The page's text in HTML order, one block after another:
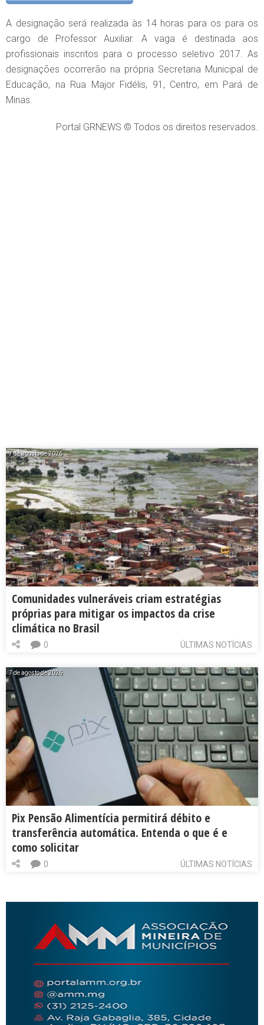
A designação será realizada às 14 horas para os para os
cargo de Professor Auxiliar. A vaga é destinada aos
profissionais inscritos para o processo seletivo 2017. As
designações ocorrerão na própria Secretaria Municipal de
Educação, na Rua Major Fidélis, 91, Centro, em Pará de
Minas.
Portal GRNEWS © Todos os direitos reservados.
7 de agosto de 2026
Comunidades vulneráveis criam estratégias
próprias para mitigar os impactos da crise
climática no Brasil
ÚLTIMAS NOTÍCIAS
0
7 de agosto de 2026
Pix Pensão Alimentícia permitirá débito e
transferência automática. Entenda o que é e
como solicitar
ÚLTIMAS NOTÍCIAS
0